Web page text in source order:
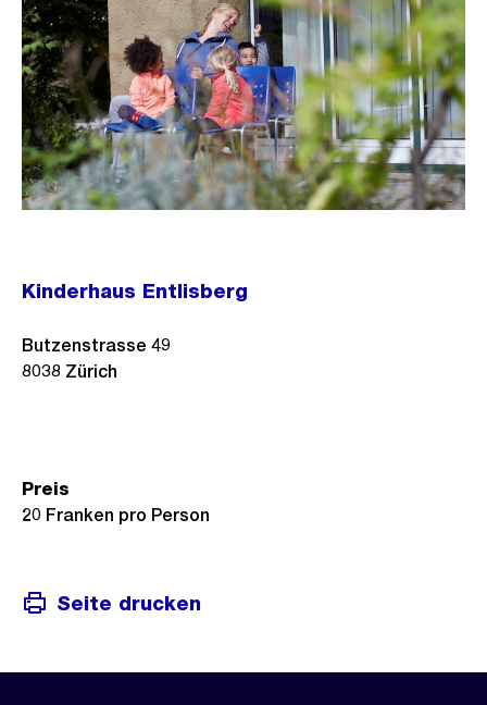
Kinderhaus Entlisberg
Butzenstrasse 49
8038 Zürich
Preis
20 Franken pro Person
Seite drucken